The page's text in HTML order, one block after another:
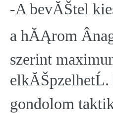
-A bevĂŠtel
a hĂĄrom
szerint
gondolom